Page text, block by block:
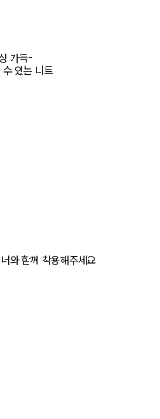
가득-
있는 니트
와 함께 착용해주세요